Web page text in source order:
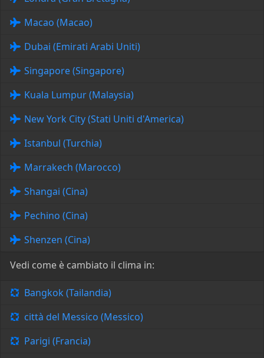
Macao (Macao)
Dubai (Emirati Arabi Uniti)
Singapore (Singapore)
Kuala Lumpur (Malaysia)
New York City (Stati Uniti d'America)
Istanbul (Turchia)
Marrakech (Marocco)
Shangai (Cina)
Pechino (Cina)
Shenzen (Cina)
Vedi come è cambiato il clima in:
Bangkok (Tailandia)
città del Messico (Messico)
Parigi (Francia)